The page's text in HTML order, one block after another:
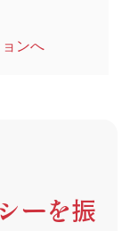
ンへ
ーを振